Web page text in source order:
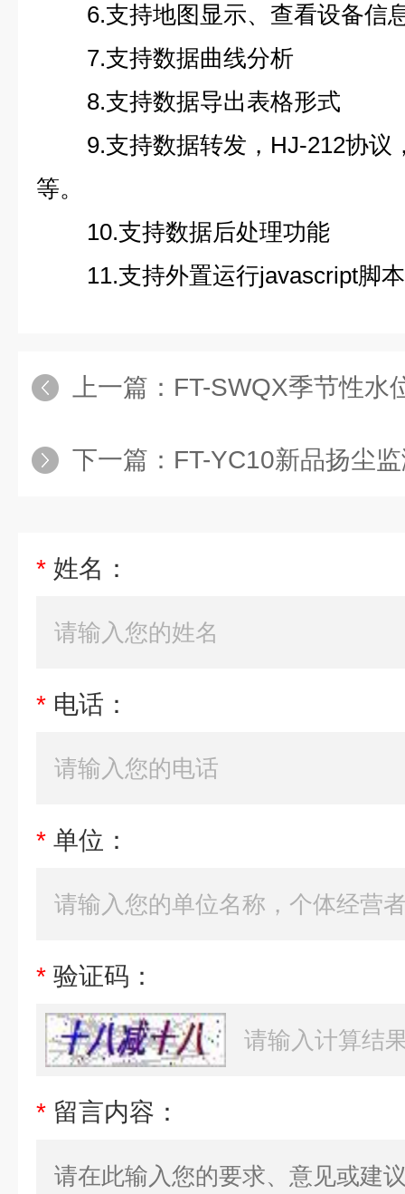
6.支持地图显示、查看设备信
7.支持数据曲线分析
8.支持数据导出表格形式
9.支持数据转发，HJ-212协议
等。
10.支持数据后处理功能
11.支持外置运行javascript脚本
上一篇： FT-SWQX季节性水位流
下一篇： FT-YC10新品扬尘
* 姓名：
* 电话：
* 单位：
* 验证码：
* 留言内容：